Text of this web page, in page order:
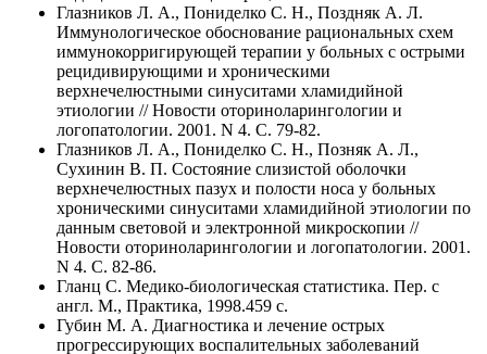
Глазников Л. А., Пониделко С. Н., Поздняк А. Л.
Иммунологическое обоснование рациональных схем
иммунокорригирующей терапии у больных с острыми
рецидивирующими и хроническими
верхнечелюстными синуситами хламидийной
этиологии // Новости оториноларингологии и
логопатологии. 2001. N 4. C. 79-82.
Глазников Л. А., Пониделко С. Н., Позняк А. Л.,
Сухинин В. П. Состояние слизистой оболочки
верхнечелюстных пазух и полости носа у больных
хроническими синуситами хламидийной этиологии по
данным световой и электронной микроскопии //
Новости оториноларингологии и логопатологии. 2001.
N 4. C. 82-86.
Гланц С. Медико-биологическая статистика. Пер. с
англ. М., Практика, 1998.459 с.
Губин М. А. Диагностика и лечение острых
прогрессирующих воспалительных заболеваний